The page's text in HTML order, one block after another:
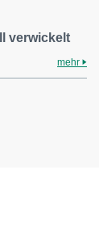
verwickelt
mehr